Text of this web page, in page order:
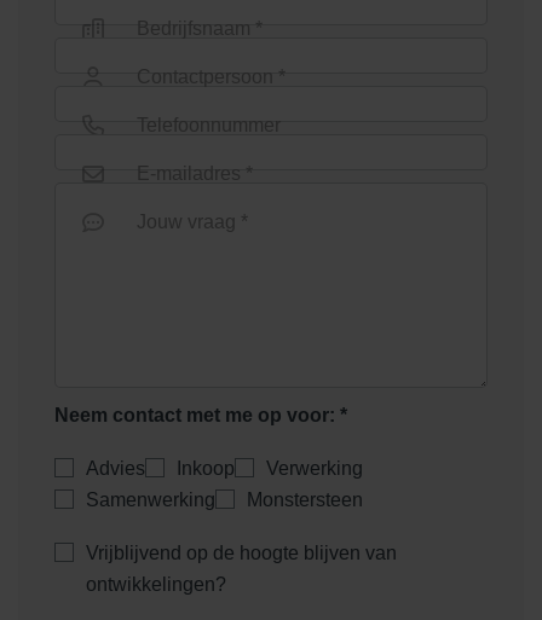
Bedrijfsnaam *
Contactpersoon *
Telefoonnummer
E-mailadres *
Jouw vraag *
Neem contact met me op voor: *
Advies Inkoop
Verwerking
Samenwerking
Monstersteen
Vrijblijvend op de hoogte blijven van
ontwikkelingen?